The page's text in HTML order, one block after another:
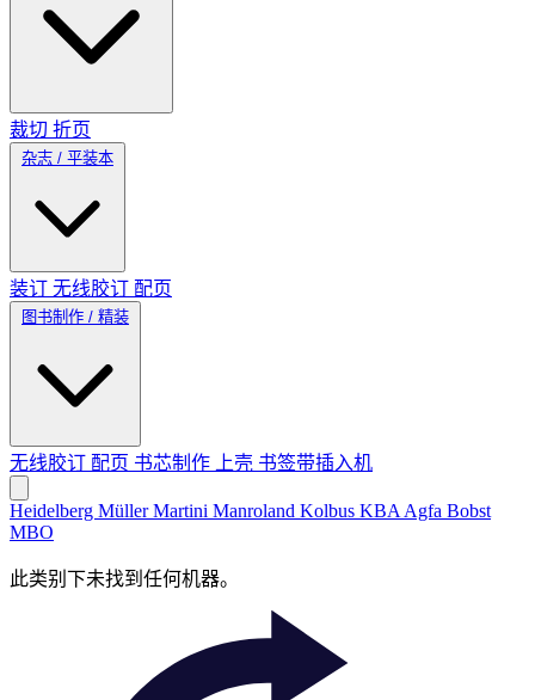
裁切 折页
杂志 / 平装本
装订 无线胶订 配页
图书制作 / 精装
无线胶订 配页 书芯制作 上壳 书签带插入机
Heidelberg Müller Martini Manroland Kolbus KBA Agfa Bobst
MBO
此类别下未找到任何机器。